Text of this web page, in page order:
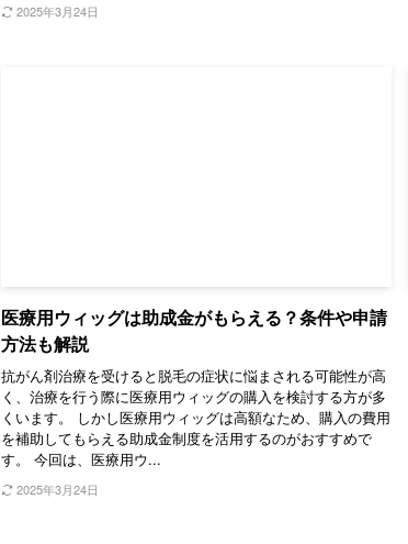
2025年3月24日
医療用ウィッグは助成金がもらえる？条件や申請
方法も解説
抗がん剤治療を受けると脱毛の症状に悩まされる可能性が高
く、治療を行う際に医療用ウィッグの購入を検討する方が多
くいます。 しかし医療用ウィッグは高額なため、購入の費用
を補助してもらえる助成金制度を活用するのがおすすめで
す。 今回は、医療用ウ...
2025年3月24日